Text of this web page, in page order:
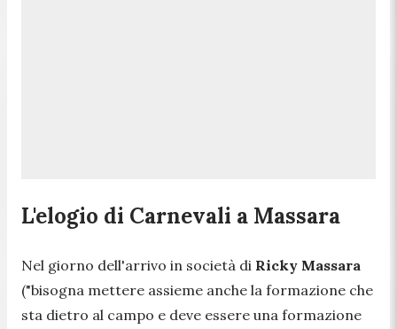
L'elogio di Carnevali a Massara
Nel giorno dell'arrivo in società di Ricky Massara
("bisogna mettere assieme anche la formazione che
sta dietro al campo e deve essere una formazione